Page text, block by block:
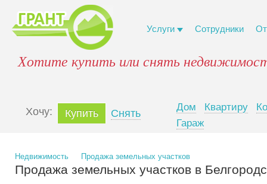
Услуги Сотрудники
Хотите купить или снять
Xочу: Купить Снять
Дом Квартиру
Гараж
Недвижимость Продажа земельных участков
Продажа земельных участков в